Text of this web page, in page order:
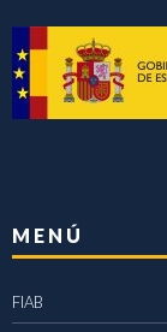
MENÚ
FIAB